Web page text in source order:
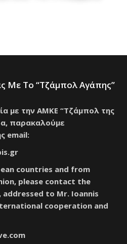
Με Το “Τζάμπολ Αγάπης”
με την ΑΜΚΕ “Τζάμπολ της
παρακαλούμε
email:
countries and from
please contact the
to Mr. Ioannis
cooperation and